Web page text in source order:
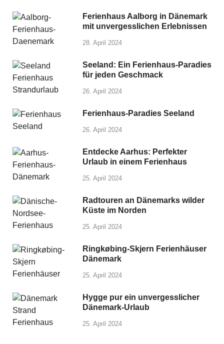
Ferienhaus Aalborg in Dänemark
mit unvergesslichen Erlebnissen
28. April 2024
Seeland: Ein Ferienhaus-Paradies
für jeden Geschmack
26. April 2024
Ferienhaus-Paradies Seeland
26. April 2024
Entdecke Aarhus: Perfekter
Urlaub in einem Ferienhaus
25. April 2024
Radtouren an Dänemarks wilder
Küste im Norden
25. April 2024
Ringkøbing-Skjern Ferienhäuser
Dänemark
25. April 2024
Hygge pur ein unvergesslicher
Dänemark-Urlaub
25. April 2024